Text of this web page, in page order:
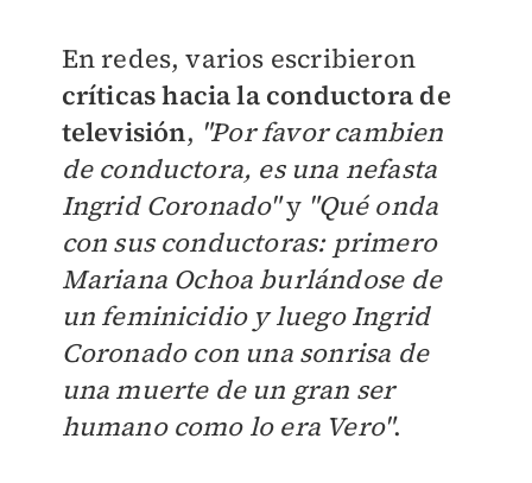
En redes, varios escribieron
críticas hacia la conductora de
televisión, "Por favor cambien
de conductora, es una nefasta
Ingrid Coronado"y "Qué onda
con sus conductoras: primero
Mariana Ochoa burlándose de
un feminicidio y luego Ingrid
Coronado con una sonrisa de
una muerte de un gran ser
humano como lo era Vero".